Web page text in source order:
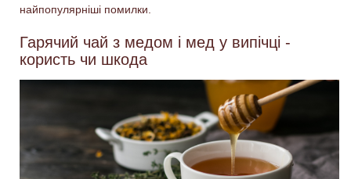
найпопулярніші помилки.
Гарячий чай з медом і мед у випічці -
користь чи шкода